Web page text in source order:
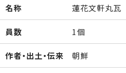
名称 蓮花文軒丸瓦
員数 1個
作者・出土・伝来 朝鮮